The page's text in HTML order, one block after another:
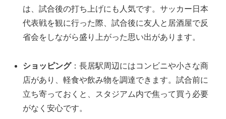
は、試合後の打ち上げにも人気です。サッカー日本
代表戦を観に行った際、試合後に友人と居酒屋で反
省会をしながら盛り上がった思い出があります。
ショッピング：長居駅周辺にはコンビニや小さな商
店があり、軽食や飲み物を調達できます。試合前に
立ち寄っておくと、スタジアム内で焦って買う必要
がなく安心です。